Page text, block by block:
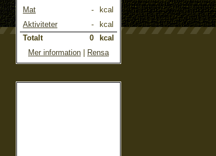
Mat
-
kcal
Aktiviteter
-
kcal
Totalt
0
kcal
Mer information
Rensa